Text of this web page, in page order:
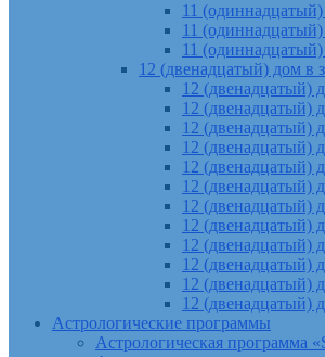
11
11
11
12 (двенадцатый) дом в
12 (двенадцатый)
12 (двенадцатый)
12 (двенадцатый)
12 (двенадцатый)
12 (двенадцатый)
12 (двенадцатый)
12 (двенадцатый)
12 (двенадцатый)
12 (двенадцатый)
12 (двенадцатый)
12 (двенадцатый)
12 (двенадцатый)
Астрологические программы
Астрологическая программа